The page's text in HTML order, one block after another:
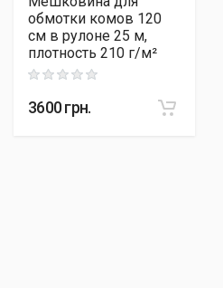
обмотки комов 120
см в рулоне 25 м,
плотность 210 г/м²
Rating: 0 out of 5
3600грн.